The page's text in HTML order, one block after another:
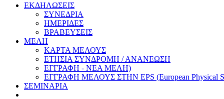
ΕΚΔΗΛΩΣΕΙΣ
ΣΥΝΕΔΡΙΑ
ΗΜΕΡΙΔΕΣ
ΒΡΑΒΕΥΣΕΙΣ
ΜΕΛΗ
ΚΑΡΤΑ ΜΕΛΟΥΣ
ΕΤΗΣΙΑ ΣΥΝΔΡΟΜΗ / ΑΝΑΝΕΩΣΗ
ΕΓΓΡΑΦΗ - ΝΕΑ ΜΕΛΗ)
ΕΓΓΡΑΦΗ ΜΕΛΟΥΣ ΣΤΗΝ EPS (European Physical
ΣΕΜΙΝΑΡΙΑ